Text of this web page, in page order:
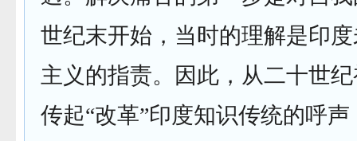
世纪末开始，当时的理解是印
主义的指责。因此，从二十世
传起“改革”印度知识传统的呼